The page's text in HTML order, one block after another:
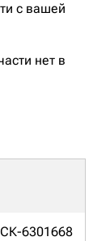
с вашей
нет в
СК-6301668